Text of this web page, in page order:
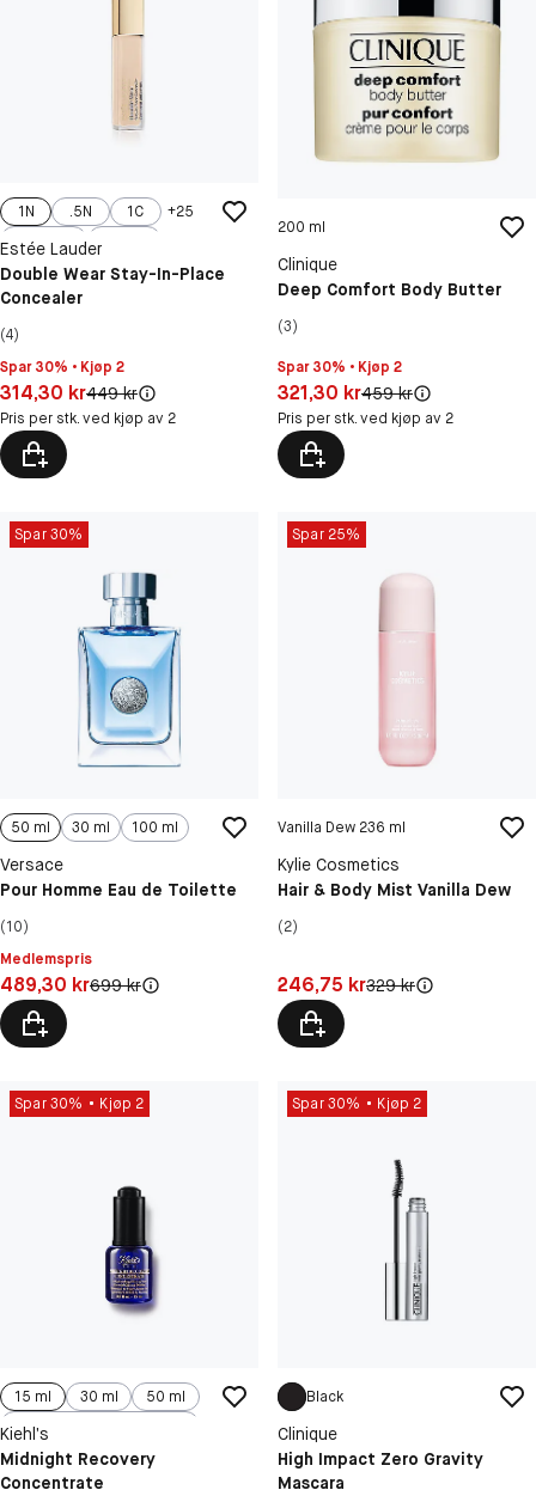
1N .5N
1C
2.5C
+25
Estée Lauder
Double Wear Stay-In-Place
Concealer
(4)
Spar 30% • Kjøp 2
Pris: 314,30 kr
314,30 krOriginal pris:
449 kr
Pris per stk. ved kjøp av 2
200 ml
Clinique
Deep Comfort Body Butter
(3)
Spar 30% • Kjøp 2
Pris: 321,30 kr
321,30 krOriginal pris:
459 kr
Pris per stk. ved kjøp av 2
Spar 30%
50 ml 30 ml 100 ml
Versace
Pour Homme Eau de Toilette
(10)
Medlemspris
Pris: 489,30 kr
489,30 krOriginal pris:
699 kr
Spar 25%
Vanilla Dew 236 ml
Kylie Cosmetics
Hair & Body Mist Vanilla Dew
(2)
Pris: 246,75 kr
246,75 krOriginal pris:
329 kr
Spar 30% Kjøp 2
15 ml 30 ml
50 ml
Kiehl’s
Midnight Recovery
Concentrate
Spar 30% Kjøp 2
Black
Clinique
High Impact Zero Gravity
Mascara